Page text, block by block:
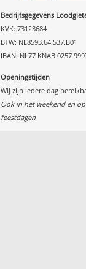
Bedrijfsgegevens
KVK: 73123684
BTW: NL8593.64.537.B01
IBAN: NL77 KNAB 0257
Openingstijden
Wij zijn iedere dag
Ook in het weekend en op
feestdagen